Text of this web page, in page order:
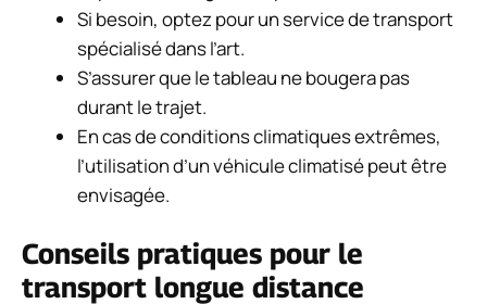
Si besoin, optez pour un service de transport
spécialisé dans l’art.
S’assurer que le tableau ne bougera pas
durant le trajet.
En cas de conditions climatiques extrêmes,
l’utilisation d’un véhicule climatisé peut être
envisagée.
Conseils pratiques pour le
transport longue distance